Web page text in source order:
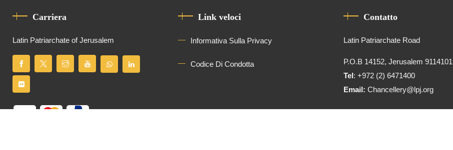
Carriera
Latin Patriarchate of Jerusalem
Link veloci
Informativa Sulla Privacy
Codice Di Condotta
Contatto
Latin Patriarchate Road
P.O.B 14152, Jerusalem 9114101
Tel: +972 (2) 6471400
Email:Chancellery@lpj.org